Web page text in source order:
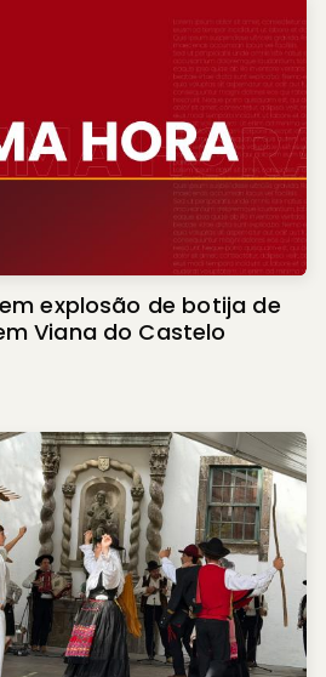
explosão de botija de
Viana do Castelo